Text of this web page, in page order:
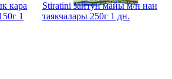
кара
1
Stiratini зайтун майы м/н нан
таякчалары 250г 1 дн.